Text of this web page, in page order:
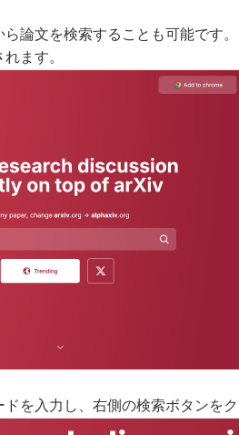
論文を検索することも可能です。
ます。
を入力し、右側の検索ボタンをク